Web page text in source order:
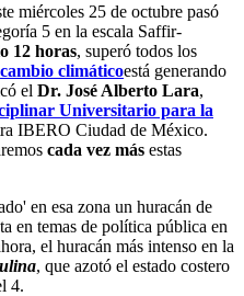
miércoles 25 de octubre pasó
5 en la escala Saffir-
12 horas, superó todos los
cambio climáticoestá generando
el Dr. José Alberto Lara,
Universitario para la
IBERO Ciudad de México.
cada vez más estas
en esa zona un huracán de
en temas de política pública en
el huracán más intenso en la
, que azotó el estado costero
4.